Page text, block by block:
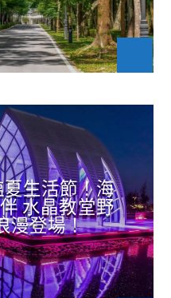
夏生活節！海
水晶教堂野
漫登場！